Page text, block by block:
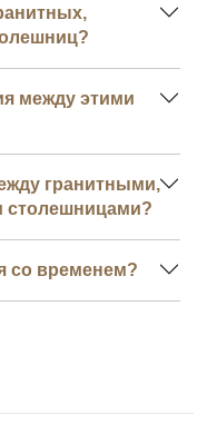
между этими
гранитными,
столешницами?
со временем?